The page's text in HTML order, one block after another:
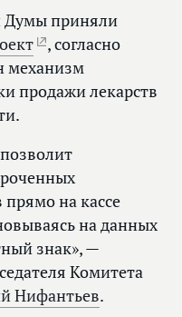
Думы приняли
, согласно
механизм
продажи лекарств
на кассе
на данных
знак», —
Комитета
Нифантьев.